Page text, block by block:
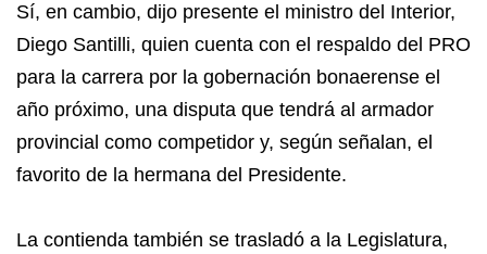
Sí, en cambio, dijo presente el ministro del Interior,
Diego Santilli, quien cuenta con el respaldo del PRO
para la carrera por la gobernación bonaerense el
año próximo, una disputa que tendrá al armador
provincial como competidor y, según señalan, el
favorito de la hermana del Presidente.
La contienda también se trasladó a la Legislatura,